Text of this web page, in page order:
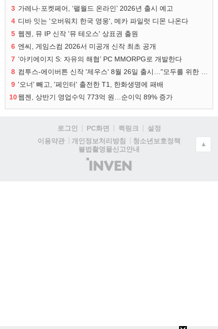
3 가레나·포켓페어, ‘팰월드 온라인’ 2026년 출시 예고
4 디바 잇는 '오버워치 한국 영웅', 메카 파일럿 디몬 나온다
5 웹젠, 뮤 IP 신작 '뮤 테오스' 상표권 출원
6 엔씨, 게임스컴 2026서 미공개 신작 최초 공개
7 ‘아키에이지 S: 자유의 해협’ PC MMORPG로 개발한다
8
9 '오너' 빼고, '페인터' 출전한 T1, 한화생명에 패배
10웹젠, 상반기 영업수익 773억 원…순이익 89% 증가
로그인 PC화면 퀵링크
설정
이용약관
개인정보처리방침
청소년보호정책
불법촬영물신고안내
(주)
인
▲